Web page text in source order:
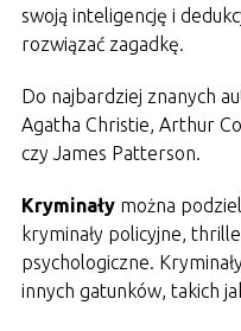
swoją inteligencję i
rozwiązać zagadkę.
Do najbardziej znanych
Agatha Christie, Arthur
czy James Patterson.
Kryminałymożna
kryminały policyjne,
psychologiczne.
innych gatunków, takich